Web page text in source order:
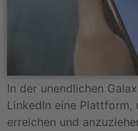
In der unendlichen
LinkedIn eine
erreichen und